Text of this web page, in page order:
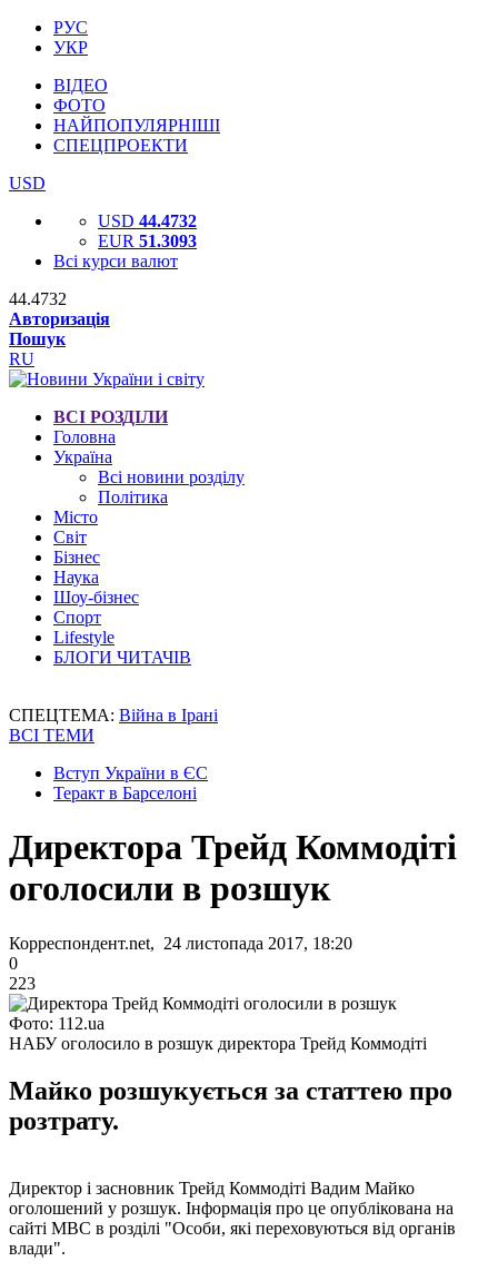
РУС
УКР
ВІДЕО
ФОТО
НАЙПОПУЛЯРНІШІ
СПЕЦПРОЕКТИ
USD
USD 44.4732
EUR 51.3093
Всі курси валют
44.4732
Авторизація
Пошук
RU
ВСІ РОЗДІЛИ
Головна
Україна
Всі новини розділу
Політика
Місто
Світ
Бізнес
Наука
Шоу-бізнес
Спорт
Lifestyle
БЛОГИ ЧИТАЧІВ
СПЕЦТЕМА: Війна в Ірані
ВСІ ТЕМИ
Вступ України в ЄС
Теракт в Барселоні
Директора Трейд Коммодіті
оголосили в розшук
Корреспондент.net, 24 листопада 2017, 18:20
0
223
Фото: 112.ua
НАБУ оголосило в розшук директора Трейд Коммодіті
Майко розшукується за статтею про
розтрату.
Директор і засновник Трейд Коммодіті Вадим Майко
оголошений у розшук. Інформація про це опублікована на
сайті МВС в розділі "Особи, які переховуються від органів
влади".